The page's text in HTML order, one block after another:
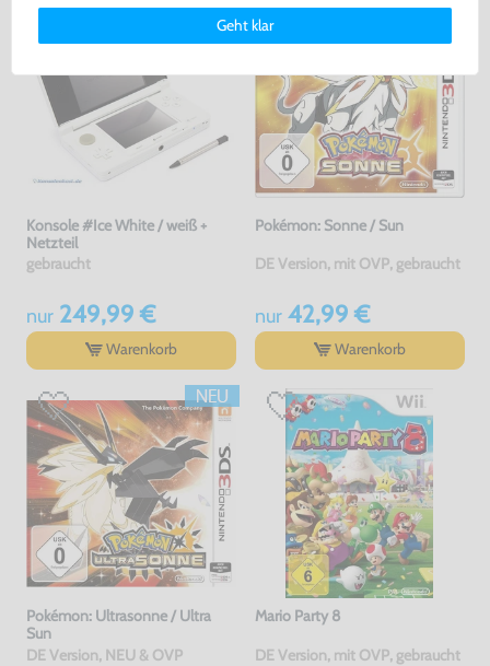
Konsole #Ice White / weiß +
Netzteil
gebraucht
nur249,99 €
Warenkorb
Pokémon: Sonne / Sun
DE Version, mit OVP, gebraucht
nur42,99 €
Warenkorb
Pokémon: Ultrasonne / Ultra
Sun
DE Version, NEU & OVP
Mario Party 8
DE Version, mit OVP, gebraucht
Deinen Rechten als Nutzer findest Du in unsererDaten­schutz­
Impressum.
Geht klar